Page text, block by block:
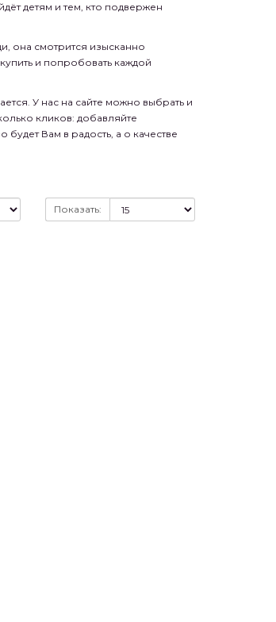
детям и тем, кто подвержен
она смотрится изысканно
и попробовать каждой
У нас на сайте можно выбрать и
кликов: добавляйте
Вам в радость, а о качестве
Показать: